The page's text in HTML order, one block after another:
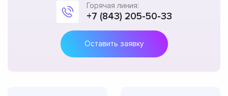
Горячая линия:
+7 (843) 205-50-33
Оставить заявку